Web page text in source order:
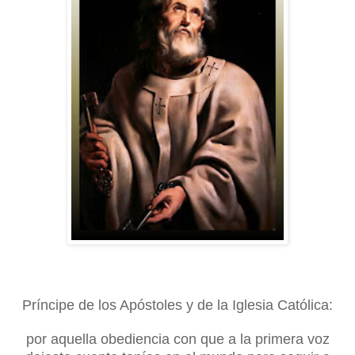
Príncipe de los Apóstoles y de la Iglesia Católica:
por aquella obediencia con que a la primera voz